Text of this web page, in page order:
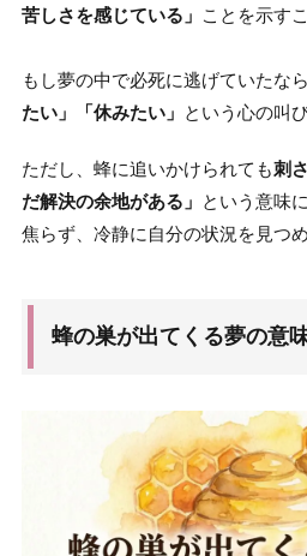
苦しさを感じている」
ことを示す
もし夢の中で必死に逃げていたな
たい」「休みたい」
という心の叫
ただし、蜂に追いかけられても刺
だ解決の余地がある」
という意味
焦らず、冷静に自分の状況を見つ
蜂の巣が出てくる夢の意